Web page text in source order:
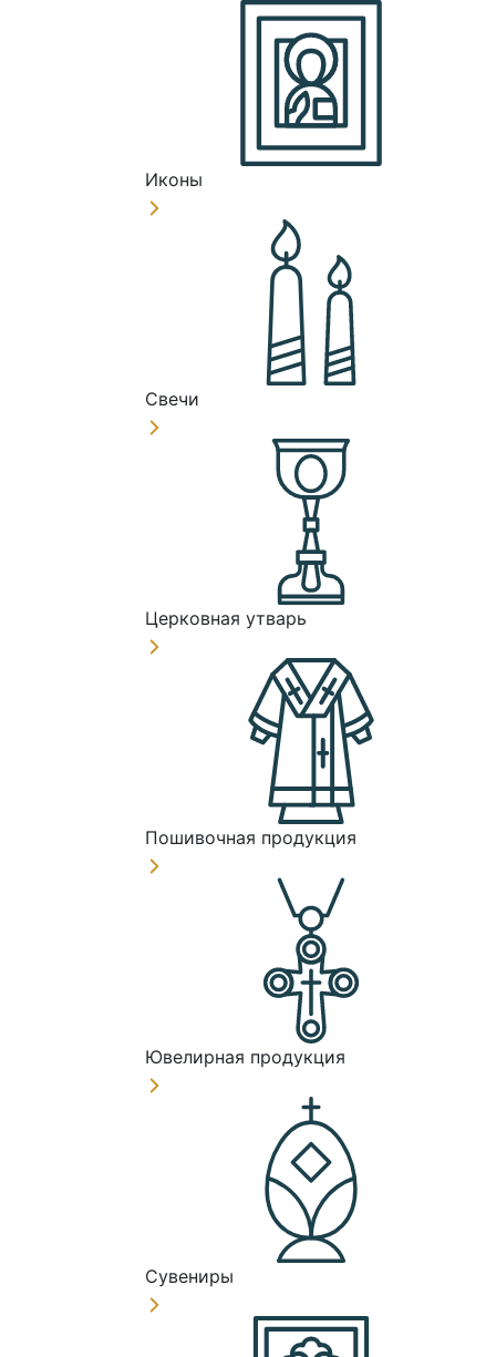
Иконы
Свечи
Церковная утварь
Пошивочная продукция
Ювелирная продукция
Сувениры